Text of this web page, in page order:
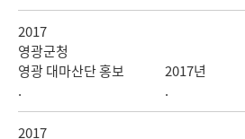
2017
영광군청
영광 대마산단 홍보
2017년
.
.
2017